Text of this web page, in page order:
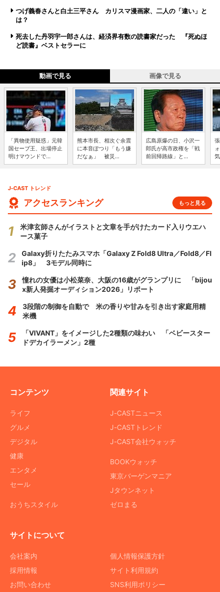
つげ義春さんと白土三平さん カリスマ漫画家、二人の「違い」と
は？
死去した丹羽宇一郎さんは、経済界有数の読書家だった 『死ぬほ
ど読書』ベストセラーに
動画で見る 画像で見る
「異物使用疑惑」元韓
国セーブ王、出場停止
明けマウンドで...
熊本市長、相次ぐ余震
に本音ぽつり「もう嫌
だなぁ」 被災...
広島原爆の日、小沢一
郎氏が高市政権を「戦
前回帰路線」と...
J-CAST トレンド
アクセスランキング もっと見る
米津玄師さんがイラストと文章を手がけたカード入りウエハ
ース菓子
Galaxy折りたたみスマホ「Galaxy Z Fold8 Ultra／Fold8／Fl
ip8」 3モデル同時に
憧れの女優は小松菜奈、大阪の16歳がグランプリに 「bijou
x新人発掘オーディション2026」リポート
3段階の制御を自動で 米の香りや甘みを引き出す家庭用精
米機
「VIVANT」をイメージした2種類の味わい 「ベビースター
ドデカイラーメン」2種
コンテンツ
ライフ
グルメ
デジタル
健康
エンタメ
セール
おうちスタイル
関連サイト
J-CASTニュース
J-CASTトレンド
J-CAST会社ウォッチ
BOOKウォッチ
東京バーゲンマニア
Jタウンネット
ゼロまる
サイトについて
会社案内
採用情報
お問い合わせ
個人情報保護方針
サイト利用規約
SNS利用ポリシー